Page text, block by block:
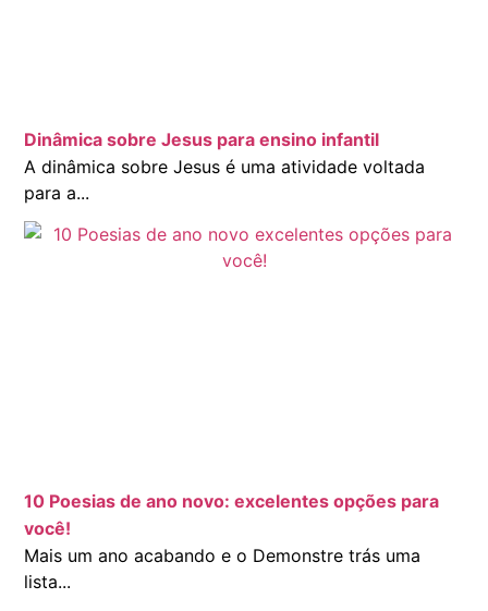
Dinâmica sobre Jesus para ensino infantil
A dinâmica sobre Jesus é uma atividade voltada
para a...
10 Poesias de ano novo: excelentes opções para
você!
Mais um ano acabando e o Demonstre trás uma
lista...